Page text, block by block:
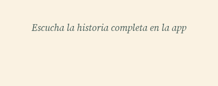
Escucha la historia completa en la app